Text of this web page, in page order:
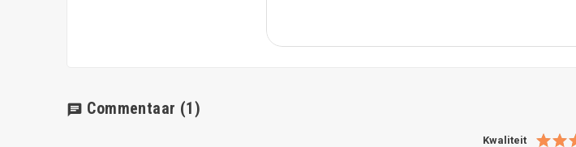
chat Commentaar (1)
Kwaliteit